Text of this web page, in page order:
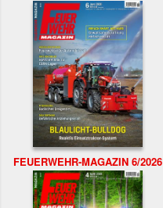
FEUERWEHR-MAGAZIN 6/2026